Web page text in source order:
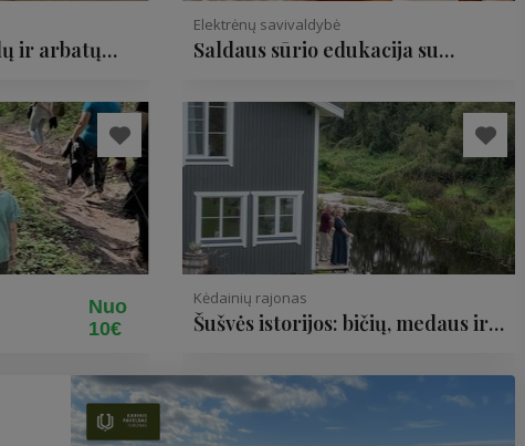
ir arbatų
Elektrėnų savivaldybė
Saldaus sūrio edukacija su
Nuo
10€
Kėdainių rajonas
Šušvės istorijos: bičių, medaus ir